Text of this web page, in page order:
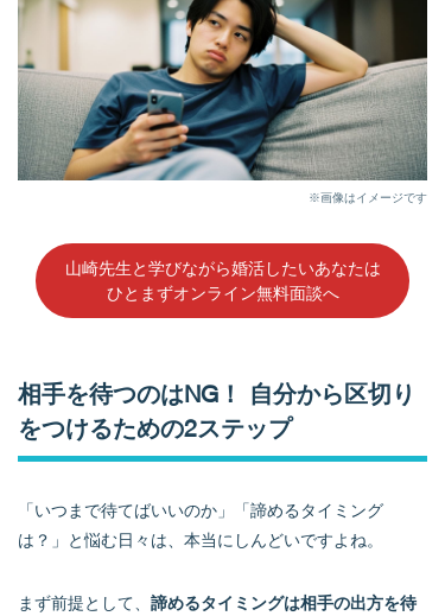
※画像はイメージです
山崎先生と学びながら婚活したいあなたは
ひとまずオンライン無料面談へ
相手を待つのはNG！ 自分から区切り
をつけるための2ステップ
「いつまで待てばいいのか」「諦めるタイミング
は？」と悩む日々は、本当にしんどいですよね。
まず前提として、 諦めるタイミングは相手の出方を待